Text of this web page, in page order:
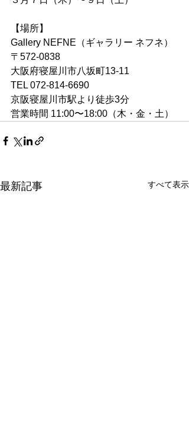
【場所】
Gallery NEFNE（ギャラリー ネフネ）
〒572-0838
大阪府寝屋川市八坂町13-11
TEL 072-814-6690
京阪寝屋川市駅より徒歩3分
営業時間 11:00〜18:00（木・金・土）
最新記事 すべて表示